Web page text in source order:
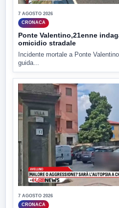
7 AGOSTO 2026
CRONACA
Ponte Valentino,21enne
omicidio stradale
Incidente mortale a Ponte
guida...
7 AGOSTO 2026
CRONACA